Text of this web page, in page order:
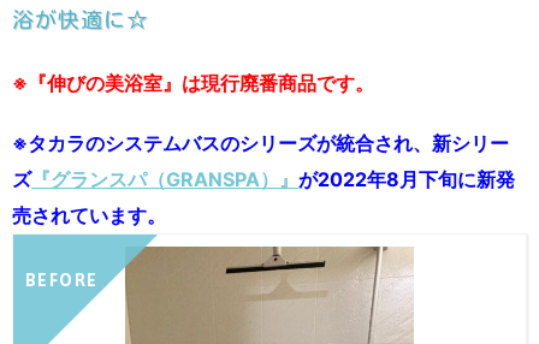
浴が快適に☆
※『伸びの美浴室』は現行廃番商品です。
※タカラのシステムバスのシリーズが統合され、新シリー
ズ『グランスパ（GRANSPA）』 が2022年8月下旬に新発
売されています。
BEFORE